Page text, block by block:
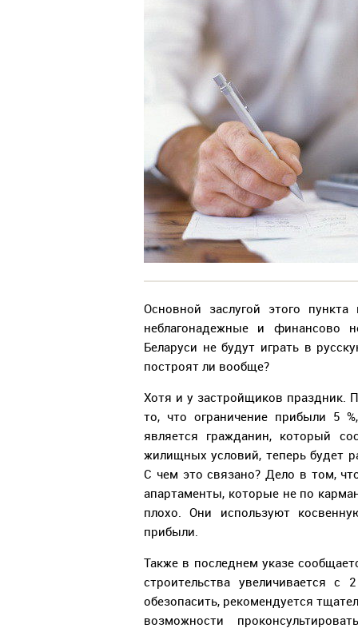
Основной заслугой этого
неблагонадежные и финансово
Беларуси не будут играть в
построят ли вообще?
Хотя и у застройщиков праздник.
то, что ограничение прибыли 5
является гражданин, который
жилищных условий, теперь будет
С чем это связано? Дело в том,
апартаменты, которые не по
плохо. Они используют
прибыли.
Также в последнем указе
строительства увеличивается
обезопасить, рекомендуется
возможности